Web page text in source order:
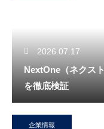
2026.07.17
NextOne（ネクス
を徹底検証
企業情報